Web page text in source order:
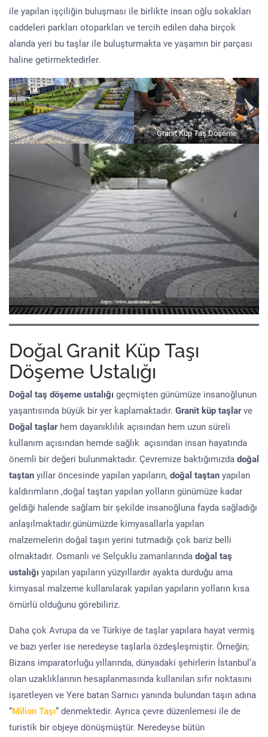
ile yapılan işçiliğin buluşması ile birlikte insan oğlu sokakları
caddeleri parkları otoparkları ve tercih edilen daha birçok
alanda yeri bu taşlar ile buluşturmakta ve yaşamın bir parçası
haline getirmektedirler.
Granit Küp Taş Döşeme
Doğal Granit Küp Taşı
Döşeme Ustalığı
Doğal taş döşeme ustalığı geçmişten günümüze insanoğlunun
yaşantısında büyük bir yer kaplamaktadır. Granit küp taşlarve
Doğal taşlar hem dayanıklılık açısından hem uzun süreli
kullanım açısından hemde sağlık açısından insan hayatında
önemli bir değeri bulunmaktadır. Çevremize baktığımızda doğal
taştan yıllar öncesinde yapılan yapıların, doğal taştan yapılan
kaldırımların ,doğal taştan yapılan yolların günümüze kadar
geldiği halende sağlam bir şekilde insanoğluna fayda sağladığı
anlaşılmaktadır.günümüzde kimyasallarla yapılan
malzemelerin doğal taşın yerini tutmadığı çok bariz belli
olmaktadır. Osmanlı ve Selçuklu zamanlarında doğal taş
ustalığı yapılan yapıların yüzyıllardır ayakta durduğu ama
kimyasal malzeme kullanılarak yapılan yapıların yolların kısa
ömürlü olduğunu görebiliriz.
Daha çok Avrupa da ve Türkiye de taşlar yapılara hayat vermiş
ve bazı yerler ise neredeyse taşlarla özdeşleşmiştir. Örneğin;
Bizans imparatorluğu yıllarında, dünyadaki şehirlerin İstanbul’a
olan uzaklıklarının hesaplanmasında kullanılan sıfır noktasını
işaretleyen ve Yere batan Sarnıcı yanında bulundan taşın adına
“Milion Taşı” denmektedir. Ayrıca çevre düzenlemesi ile de
turistik bir objeye dönüşmüştür. Neredeyse bütün